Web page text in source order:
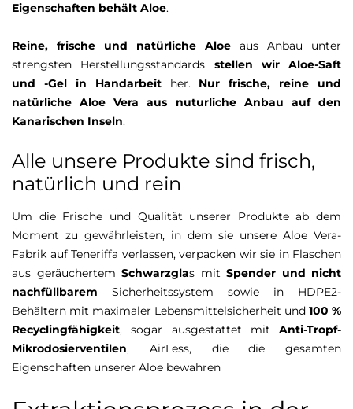
Eigenschaften behält Aloe.
Reine, frische und natürliche Aloe aus Anbau unter
strengsten Herstellungsstandards stellen wir Aloe-Saft
und -Gel in Handarbeither. Nur frische, reine und
natürliche Aloe Vera aus nuturliche Anbau auf den
Kanarischen Inseln.
Alle unsere Produkte sind frisch,
natürlich und rein
Um die Frische und Qualität unserer Produkte ab dem
Moment zu gewährleisten, in dem sie unsere Aloe Vera-
Fabrik auf Teneriffa verlassen, verpacken wir sie in Flaschen
aus geräuchertem Schwarzglas mit Spender und nicht
nachfüllbarem Sicherheitssystem sowie in HDPE2-
Behältern mit maximaler Lebensmittelsicherheit und 100 %
Recyclingfähigkeit, sogar ausgestattet mit Anti-Tropf-
Mikrodosierventilen, AirLess, die die gesamten
Eigenschaften unserer Aloe bewahren